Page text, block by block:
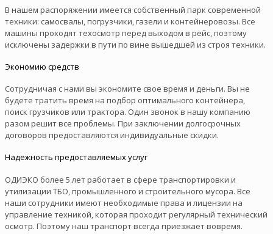
В нашем распоряжении имеется собственный парк современной
техники: самосвалы, погрузчики, газели и контейнеровозы. Все
машины проходят техосмотр перед выходом в рейс, поэтому
исключены задержки в пути по вине вышедшей из строя техники.
Экономию средств
Сотрудничая с нами вы экономите свое время и деньги. Вы не
будете тратить время на подбор оптимального контейнера,
поиск грузчиков или трактора. Один звонок в нашу компанию
разом решит все проблемы. При заключении долгосрочных
договоров предоставляются индивидуальные скидки.
Надежность предоставляемых услуг
ОДИЭКО более 5 лет работает в сфере транспортировки и
утилизации ТБО, промышленного и строительного мусора. Все
наши сотрудники имеют необходимые права и лицензии на
управление техникой, которая проходит регулярный технический
осмотр. Поэтому наш транспорт всегда приезжает вовремя.